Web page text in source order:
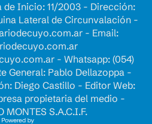
de Inicio: 11/2003 - Dirección:
Lateral de Circunvalación -
- Email:
- Whatsapp: (054)
General: Pablo Dellazoppa -
Diego Castillo - Editor Web:
propietaria del medio -
MONTES S.A.C.I.F.